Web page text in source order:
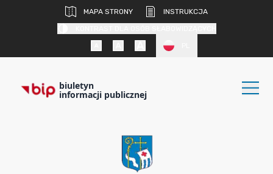
MAPA STRONY
INSTRUKCJA
biuletyn
informacji publicznej